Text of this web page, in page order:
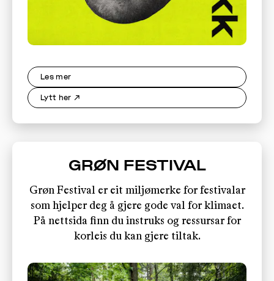
Les mer
Lytt her ↗
GRØN FESTIVAL
Grøn Festival er eit miljømerke for festivalar
som hjelper deg å gjere gode val for klimaet.
På nettsida finn du instruks og ressursar for
korleis du kan gjere tiltak.